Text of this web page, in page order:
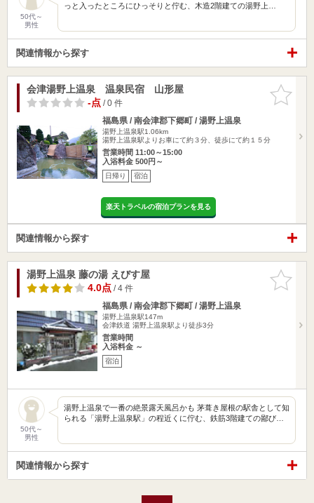
50代～
男性
っと入ったところにひっそりと佇む、木造2階建ての湯野上…
関連情報から探す
お気に入
りに追加
会津湯野上温泉 温泉民宿 山形屋
-点/ 0 件
福島県 / 南会津郡下郷町 / 湯野上温泉
湯野上温泉駅1.06km
湯野上温泉駅よりお車にて約３分、徒歩にて約１５分
営業時間 11:00～15:00
入浴料金 500円～
日帰り 宿泊
楽天トラベルの宿泊プランを見る
関連情報から探す
お気に入
りに追加
湯野上温泉 藤の湯 えびす屋
4.0点/ 4 件
福島県 / 南会津郡下郷町 / 湯野上温泉
湯野上温泉駅147m
会津鉄道 湯野上温泉駅より徒歩3分
営業時間
入浴料金 ～
宿泊
50代～
男性
湯野上温泉で一番の絶景露天風呂かも 茅葺き屋根の駅舎として知
られる「湯野上温泉駅」の程近くに佇む、鉄筋3階建ての鄙び…
関連情報から探す